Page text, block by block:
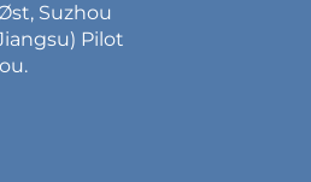
Suzhou
Pilot